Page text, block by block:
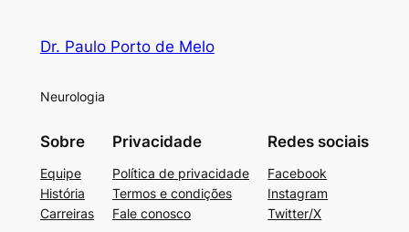
Dr. Paulo Porto de Melo
Neurologia
Sobre
Equipe
História
Carreiras
Privacidade
Política de privacidade
Termos e condições
Fale conosco
Redes sociais
Facebook
Instagram
Twitter/X